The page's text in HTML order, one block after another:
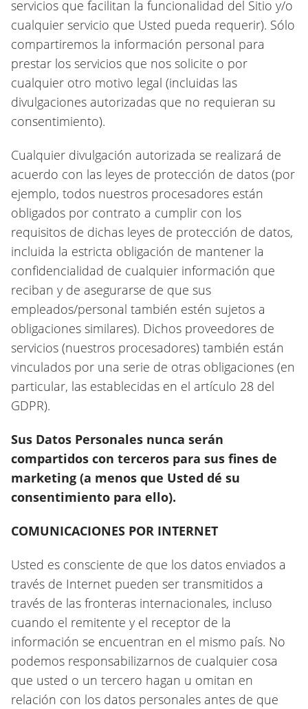
servicios que facilitan la funcionalidad del Sitio y/o
cualquier servicio que Usted pueda requerir). Sólo
compartiremos la información personal para
prestar los servicios que nos solicite o por
cualquier otro motivo legal (incluidas las
divulgaciones autorizadas que no requieran su
consentimiento).
Cualquier divulgación autorizada se realizará de
acuerdo con las leyes de protección de datos (por
ejemplo, todos nuestros procesadores están
obligados por contrato a cumplir con los
requisitos de dichas leyes de protección de datos,
incluida la estricta obligación de mantener la
confidencialidad de cualquier información que
reciban y de asegurarse de que sus
empleados/personal también estén sujetos a
obligaciones similares). Dichos proveedores de
servicios (nuestros procesadores) también están
vinculados por una serie de otras obligaciones (en
particular, las establecidas en el artículo 28 del
GDPR).
Sus Datos Personales nunca serán
compartidos con terceros para sus fines de
marketing (a menos que Usted dé su
consentimiento para ello).
COMUNICACIONES POR INTERNET
Usted es consciente de que los datos enviados a
través de Internet pueden ser transmitidos a
través de las fronteras internacionales, incluso
cuando el remitente y el receptor de la
información se encuentran en el mismo país. No
podemos responsabilizarnos de cualquier cosa
que usted o un tercero hagan u omitan en
relación con los datos personales antes de que